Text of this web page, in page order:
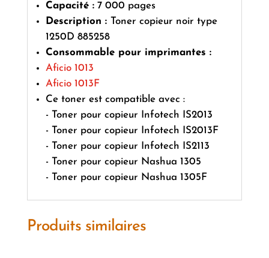
Capacité :7 000 pages
Description : Toner copieur noir type
1250D 885258
Consommable pour imprimantes :
Aficio 1013
Aficio 1013F
Ce toner est compatible avec :
- Toner pour copieur Infotech IS2013
- Toner pour copieur Infotech IS2013F
- Toner pour copieur Infotech IS2113
- Toner pour copieur Nashua 1305
- Toner pour copieur Nashua 1305F
Produits similaires